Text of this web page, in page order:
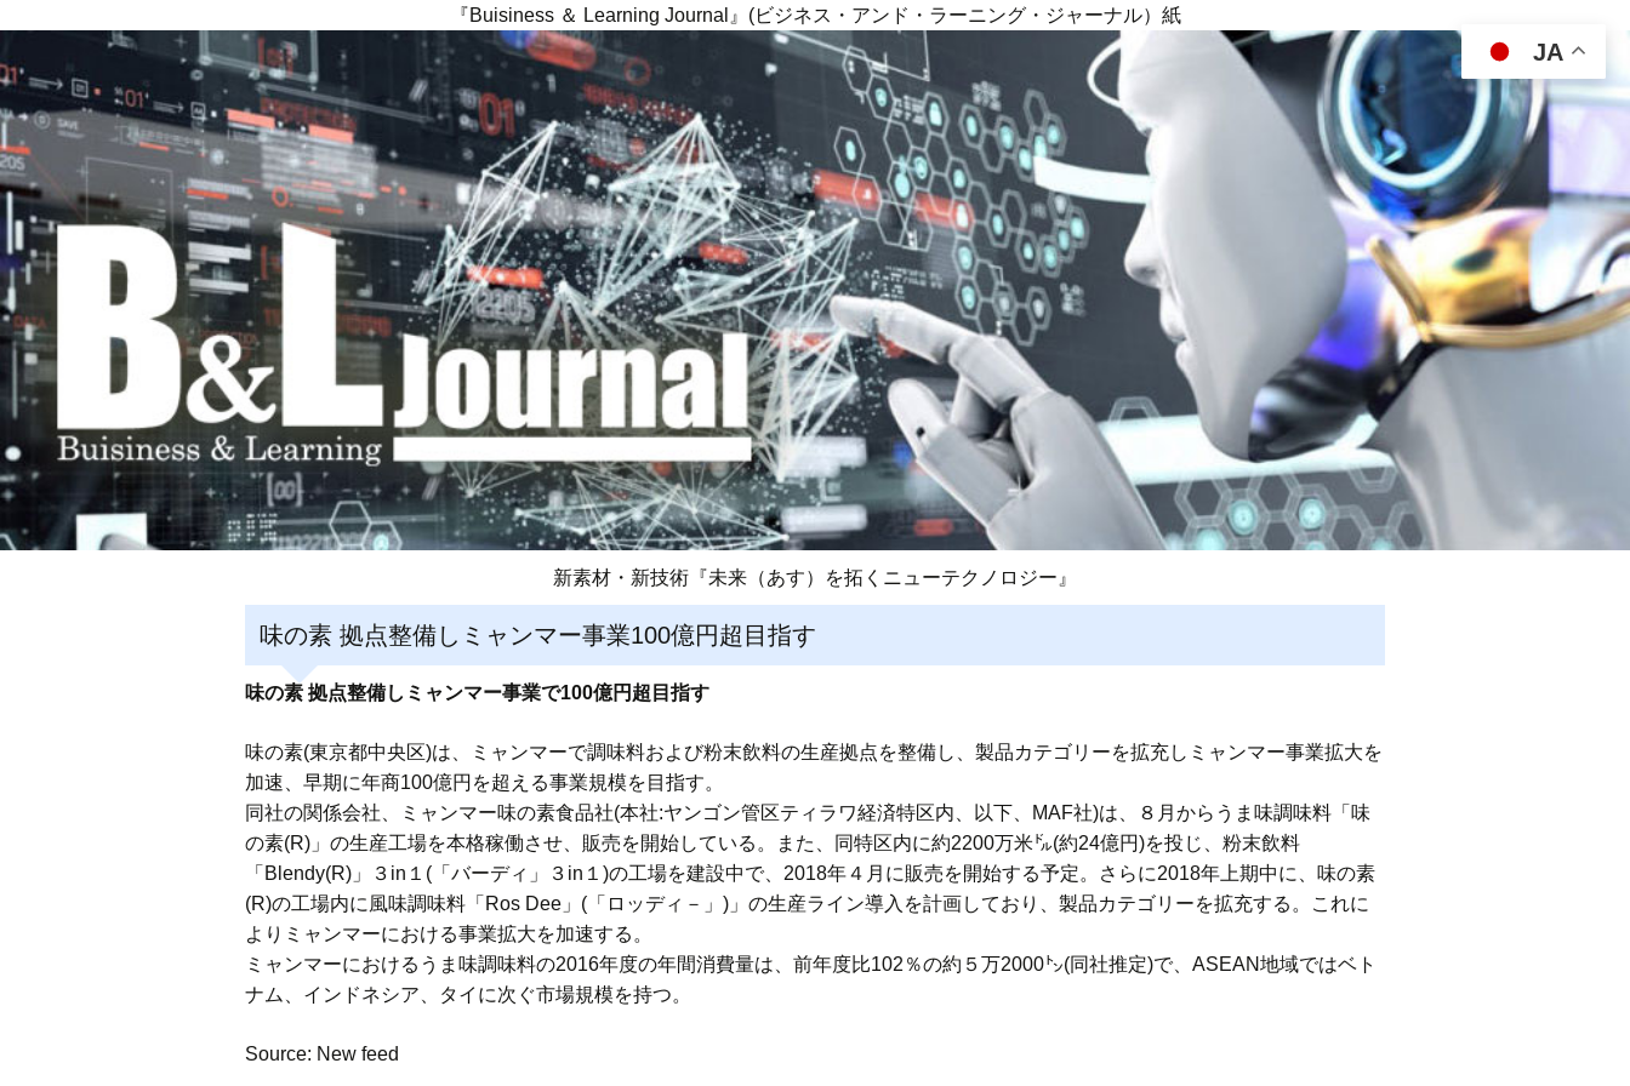
『Buisiness ＆ Learning Journal』(ビジネス・アンド・ラーニング・ジャーナル）紙
新素材・新技術『未来（あす）を拓くニューテクノロジー』
味の素 拠点整備しミャンマー事業100億円超目指す
味の素 拠点整備しミャンマー事業で100億円超目指す
味の素(東京都中央区)は、ミャンマーで調味料および粉末飲料の生産拠点を整備し、製品カテゴリーを拡充しミャンマー事業拡大を
加速、早期に年商100億円を超える事業規模を目指す。
同社の関係会社、ミャンマー味の素食品社(本社:ヤンゴン管区ティラワ経済特区内、以下、MAF社)は、８月からうま味調味料「味
の素(R)」の生産工場を本格稼働させ、販売を開始している。また、同特区内に約2200万米㌦(約24億円)を投じ、粉末飲料
「Blendy(R)」３in１(「バーディ」３in１)の工場を建設中で、2018年４月に販売を開始する予定。さらに2018年上期中に、味の素
(R)の工場内に風味調味料「Ros Dee」(「ロッディ－」)」の生産ライン導入を計画しており、製品カテゴリーを拡充する。これに
よりミャンマーにおける事業拡大を加速する。
ミャンマーにおけるうま味調味料の2016年度の年間消費量は、前年度比102％の約５万2000㌧(同社推定)で、ASEAN地域ではベト
ナム、インドネシア、タイに次ぐ市場規模を持つ。
Source: New feed
JA